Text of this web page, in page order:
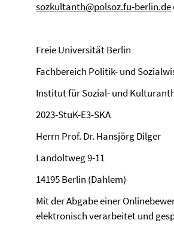
sozkultanth@polsoz.fu-berlin.de
Freie Universität Berlin
Fachbereich Politik- und
Institut für Sozial- und
2023-StuK-E3-SKA
Herrn Prof. Dr. Hansjörg Dilger
Landoltweg 9-11
14195 Berlin (Dahlem)
Mit der Abgabe einer
elektronisch verarbeitet und